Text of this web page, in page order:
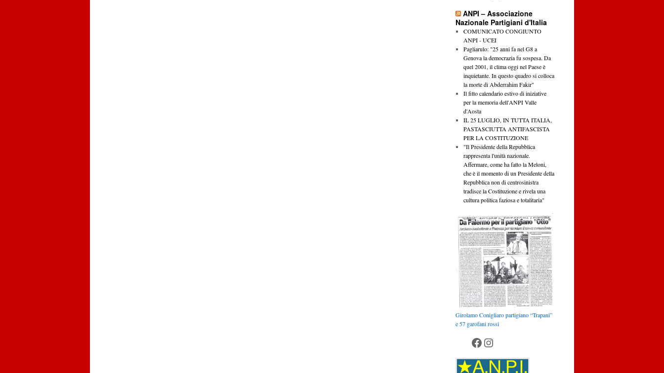
ANPI – Associazione
Nazionale Partigiani d'Italia
COMUNICATO CONGIUNTO
ANPI - UCEI
Pagliarulo: "25 anni fa nel G8 a
Genova la democrazia fu sospesa. Da
quel 2001, il clima oggi nel Paese è
inquietante. In questo quadro si colloca
la morte di Abderrahim Fakir"
Il fitto calendario estivo di iniziative
per la memoria dell'ANPI Valle
d'Aosta
IL 25 LUGLIO, IN TUTTA ITALIA,
PASTASCIUTTA ANTIFASCISTA
PER LA COSTITUZIONE
"Il Presidente della Repubblica
rappresenta l'unità nazionale.
Affermare, come ha fatto la Meloni,
che è il momento di un Presidente della
Repubblica non di centrosinistra
tradisce la Costituzione e rivela una
cultura politica faziosa e totalitaria"
Girolamo Conigliaro partigiano “Trapani”
e 57 garofani rossi
Anpi Palermo
Anpi Palermo